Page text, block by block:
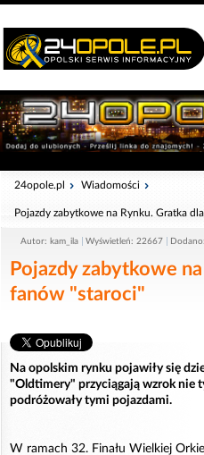
24opole.pl Wiadomości
Pojazdy zabytkowe na Rynku. Gratka
Autor: kam_ila Wyświetleń: 22667
Pojazdy zabytkowe
fanów "staroci"
Na opolskim rynku pojawiły się
"Oldtimery" przyciągają wzrok nie
podróżowały tymi pojazdami.
W ramach 32. Finału Wielkiej